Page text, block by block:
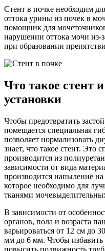
Стент в почке необходим
оттока урины из почек в
помощник для
нарушении оттока мочи из-
при образовании
Что такое стент
установки
Чтобы предотвратить
помещается специальная
позволяет нормализовать
знает, что такое стент. Это
производится из
зависимости от вида
производится напыление
которое необходимо для
тканями
В зависимости от
органов, пола и возраста
варьироваться от 12 см до
мм до 6 мм. Чтобы избавить
повысить подвижность